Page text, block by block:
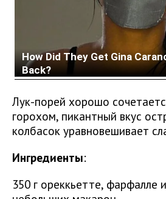
Лук-порей хорошо
горохом, пикантный вкус
колбасок уравновешивает
Ингредиенты:
350 г ореккьетте, фарфалле